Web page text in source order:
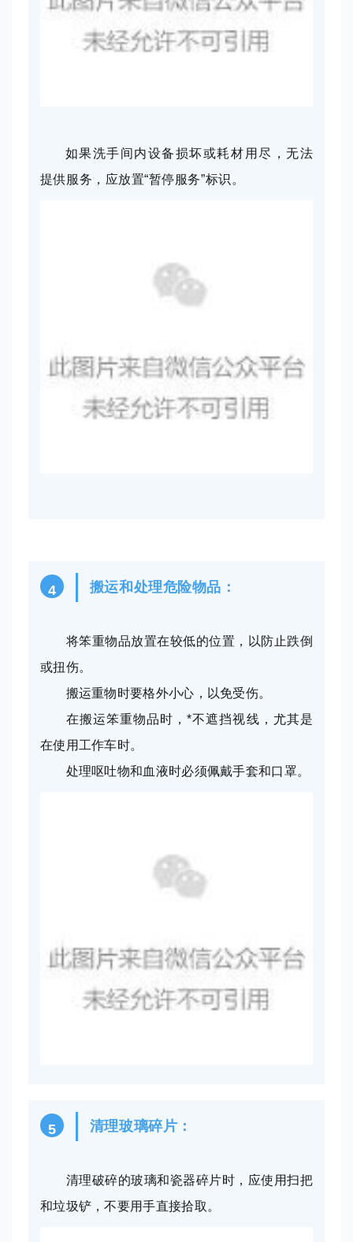
如果洗手间内设备损坏或耗材用尽，无法
提供服务，应放置“暂停服务”标识。
4 搬运和处理危险物品：
将笨重物品放置在较低的位置，以防止跌倒
或扭伤。
搬运重物时要格外小心，以免受伤。
在搬运笨重物品时，*不遮挡视线，尤其是
在使用工作车时。
处理呕吐物和血液时必须佩戴手套和口罩。
5 清理玻璃碎片：
清理破碎的玻璃和瓷器碎片时，应使用扫把
和垃圾铲，不要用手直接拾取。